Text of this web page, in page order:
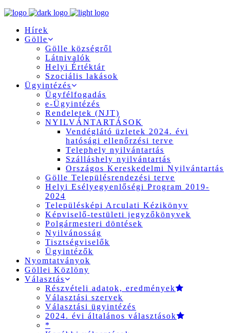
Hírek
Gölle
Gölle községről
Látnivalók
Helyi Értéktár
Szociális lakások
Ügyintézés
Ügyfélfogadás
e-Ügyintézés
Rendeletek (NJT)
NYILVÁNTARTÁSOK
Vendéglátó üzletek 2024. évi
hatósági ellenőrzési terve
Telephely nyilvántartás
Szálláshely nyilvántartás
Országos Kereskedelmi Nyilvántartás
Gölle Településrendezési terve
Helyi Esélyegyenlőségi Program 2019-
2024
Településképi Arculati Kézikönyv
Képviselő-testületi jegyzőkönyvek
Polgármesteri döntések
Nyilvánosság
Tisztségviselők
Ügyintézők
Nyomtatványok
Göllei Közlöny
Választás
Részvételi adatok, eredmények
Választási szervek
Választási ügyintézés
2024. évi általános választások
*